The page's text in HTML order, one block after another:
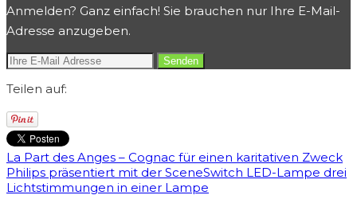
Anmelden? Ganz einfach! Sie brauchen nur Ihre E-Mail-
Adresse anzugeben.
Teilen auf:
La Part des Anges – Cognac für einen karitativen Zweck
Philips präsentiert mit der SceneSwitch LED-Lampe drei
Lichtstimmungen in einer Lampe